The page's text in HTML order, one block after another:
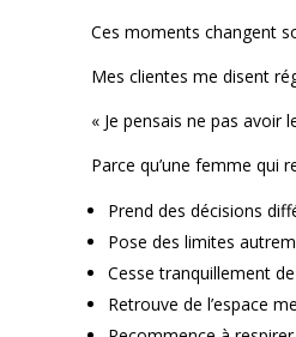
Ces moments changent
Mes clientes me disent
« Je pensais ne pas
Parce qu’une femme qui
Prend des décisions
Pose des limites
Cesse tranquillement
Retrouve de l’espace